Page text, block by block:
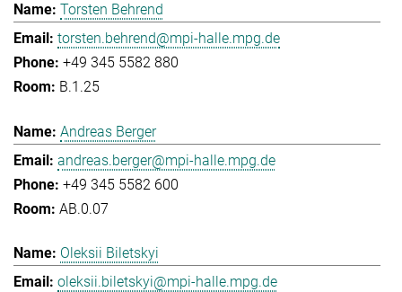
Torsten Behrend
torsten.behrend@mpi-halle.mpg.de
+49 345 5582 880
B.1.25
Andreas Berger
andreas.berger@mpi-halle.mpg.de
+49 345 5582 600
AB.0.07
Oleksii Biletskyi
oleksii.biletskyi@mpi-halle.mpg.de